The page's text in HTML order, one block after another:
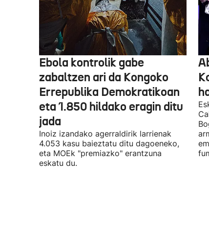
Ebola kontrolik gabe
zabaltzen ari da Kongoko
Errepublika Demokratikoan
eta 1.850 hildako eragin ditu
jada
Inoiz izandako agerraldirik larrienak
4.053 kasu baieztatu ditu dagoeneko,
eta MOEk "premiazko" erantzuna
eskatu du.